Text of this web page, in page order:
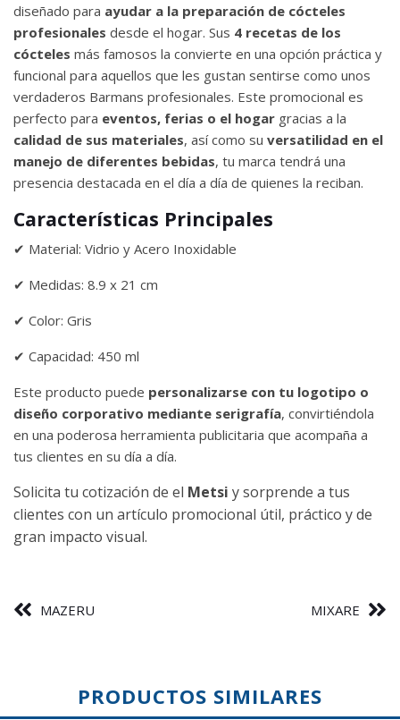
diseñado para ayudar a la preparación de cócteles
profesionales desde el hogar. Sus 4 recetas de los
cócteles más famosos la convierte en una opción práctica y
funcional para aquellos que les gustan sentirse como unos
verdaderos Barmans profesionales. Este promocional es
perfecto para eventos, ferias o el hogar gracias a la
calidad de sus materiales, así como su versatilidad en el
manejo de diferentes bebidas, tu marca tendrá una
presencia destacada en el día a día de quienes la reciban.
Características Principales
✔ Material: Vidrio y Acero Inoxidable
✔ Medidas: 8.9 x 21 cm
✔ Color: Gris
✔ Capacidad: 450 ml
Este producto puede personalizarse con tu logotipo o
diseño corporativo mediante serigrafía, convirtiéndola
en una poderosa herramienta publicitaria que acompaña a
tus clientes en su día a día.
Solicita tu cotización de el Metsi y sorprende a tus
clientes con un artículo promocional útil, práctico y de
gran impacto visual.
MAZERU MIXARE
PRODUCTOS SIMILARES